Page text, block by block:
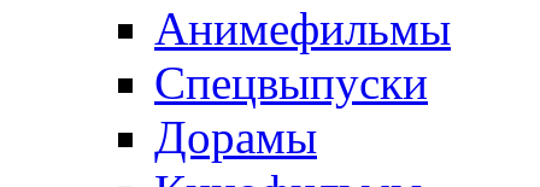
Анимефильмы
Спецвыпуски
Дорамы